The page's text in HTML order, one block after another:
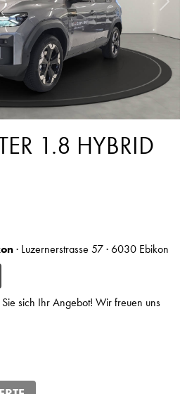
1.8 HYBRID
· Luzernerstrasse 57 · 6030 Ebikon
sich Ihr Angebot! Wir freuen uns